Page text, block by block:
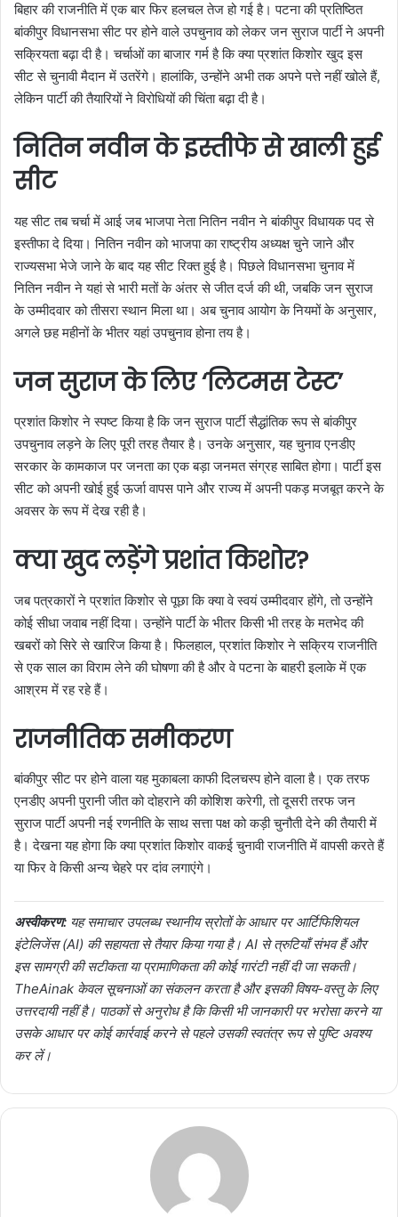
बिहार की राजनीति में एक बार फिर हलचल तेज हो गई है। पटना की प्रतिष्ठित
बांकीपुर विधानसभा सीट पर होने वाले उपचुनाव को लेकर जन सुराज पार्टी ने अपनी
सक्रियता बढ़ा दी है। चर्चाओं का बाजार गर्म है कि क्या प्रशांत किशोर खुद इस
सीट से चुनावी मैदान में उतरेंगे। हालांकि, उन्होंने अभी तक अपने पत्ते नहीं खोले हैं,
लेकिन पार्टी की तैयारियों ने विरोधियों की चिंता बढ़ा दी है।
नितिन नवीन के इस्तीफे से खाली हुई
सीट
यह सीट तब चर्चा में आई जब भाजपा नेता नितिन नवीन ने बांकीपुर विधायक पद से
इस्तीफा दे दिया। नितिन नवीन को भाजपा का राष्ट्रीय अध्यक्ष चुने जाने और
राज्यसभा भेजे जाने के बाद यह सीट रिक्त हुई है। पिछले विधानसभा चुनाव में
नितिन नवीन ने यहां से भारी मतों के अंतर से जीत दर्ज की थी, जबकि जन सुराज
के उम्मीदवार को तीसरा स्थान मिला था। अब चुनाव आयोग के नियमों के अनुसार,
अगले छह महीनों के भीतर यहां उपचुनाव होना तय है।
जन सुराज के लिए ‘लिटमस टेस्ट’
प्रशांत किशोर ने स्पष्ट किया है कि जन सुराज पार्टी सैद्धांतिक रूप से बांकीपुर
उपचुनाव लड़ने के लिए पूरी तरह तैयार है। उनके अनुसार, यह चुनाव एनडीए
सरकार के कामकाज पर जनता का एक बड़ा जनमत संग्रह साबित होगा। पार्टी इस
सीट को अपनी खोई हुई ऊर्जा वापस पाने और राज्य में अपनी पकड़ मजबूत करने के
अवसर के रूप में देख रही है।
क्या खुद लड़ेंगे प्रशांत किशोर?
जब पत्रकारों ने प्रशांत किशोर से पूछा कि क्या वे स्वयं उम्मीदवार होंगे, तो उन्होंने
कोई सीधा जवाब नहीं दिया। उन्होंने पार्टी के भीतर किसी भी तरह के मतभेद की
खबरों को सिरे से खारिज किया है। फिलहाल, प्रशांत किशोर ने सक्रिय राजनीति
से एक साल का विराम लेने की घोषणा की है और वे पटना के बाहरी इलाके में एक
आश्रम में रह रहे हैं।
राजनीतिक समीकरण
बांकीपुर सीट पर होने वाला यह मुकाबला काफी दिलचस्प होने वाला है। एक तरफ
एनडीए अपनी पुरानी जीत को दोहराने की कोशिश करेगी, तो दूसरी तरफ जन
सुराज पार्टी अपनी नई रणनीति के साथ सत्ता पक्ष को कड़ी चुनौती देने की तैयारी में
है। देखना यह होगा कि क्या प्रशांत किशोर वाकई चुनावी राजनीति में वापसी करते हैं
या फिर वे किसी अन्य चेहरे पर दांव लगाएंगे।
अस्वीकरण: यह समाचार उपलब्ध स्थानीय स्रोतों के आधार पर आर्टिफिशियल
इंटेलिजेंस (AI) की सहायता से तैयार किया गया है। AI से त्रुटियाँ संभव हैं और
इस सामग्री की सटीकता या प्रामाणिकता की कोई गारंटी नहीं दी जा सकती।
TheAinak केवल सूचनाओं का संकलन करता है और इसकी विषय-वस्तु के लिए
उत्तरदायी नहीं है। पाठकों से अनुरोध है कि किसी भी जानकारी पर भरोसा करने या
उसके आधार पर कोई कार्रवाई करने से पहले उसकी स्वतंत्र रूप से पुष्टि अवश्य
कर लें।